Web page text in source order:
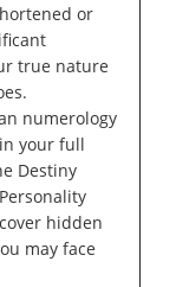
or
true nature
numerology
your full
Destiny
hidden
may face